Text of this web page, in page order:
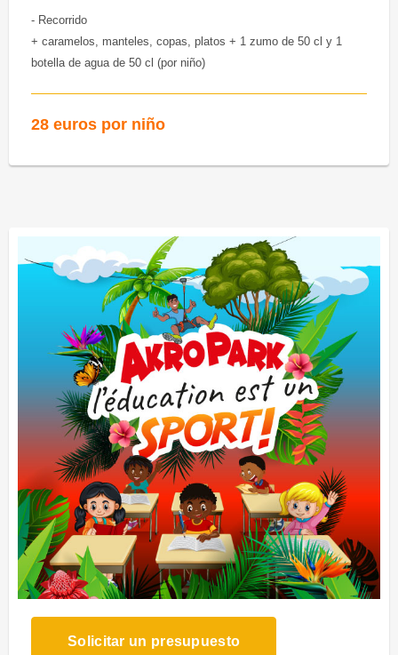
- Recorrido
+ caramelos, manteles, copas, platos + 1 zumo de 50 cl y 1
botella de agua de 50 cl (por niño)
28 euros por niño
Solicitar un presupuesto